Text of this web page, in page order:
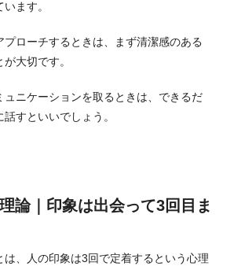
ます。
プローチするときは、まず清潔感のある
大切です。
ュニケーションを取るときは、できるだ
すといいでしょう。
論｜印象は出会って3回目ま
は、人の印象は3回で定着するという心理